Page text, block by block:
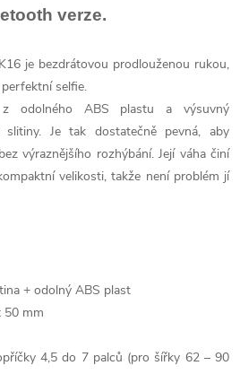
verze.
je bezdrátovou prodlouženou rukou,
selfie.
odolného ABS plastu a výsuvný
slitiny. Je tak dostatečně pevná, aby
výraznějšího rozhýbání. Její váha činí
velikosti, takže není problém jí
+ odolný ABS plast
50 mm
4,5 do 7 palců (pro šířky 62 – 90